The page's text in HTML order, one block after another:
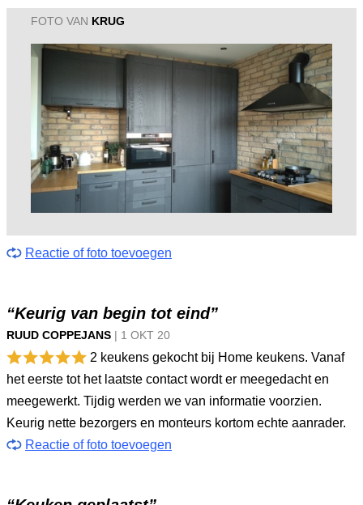
FOTO VAN KRUG
Reactie of foto toevoegen
“Keurig van begin tot eind”
RUUD COPPEJANS | 1 OKT 20
2 keukens gekocht bij Home keukens. Vanaf
het eerste tot het laatste contact wordt er meegedacht en
meegewerkt. Tijdig werden we van informatie voorzien.
Keurig nette bezorgers en monteurs kortom echte aanrader.
Reactie of foto toevoegen